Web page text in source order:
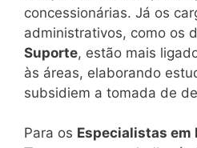
concessionárias. Já os
administrativos, como os
Suporte, estão mais
às áreas, elaborando
subsidiem a tomada de
Para os Especialistas em